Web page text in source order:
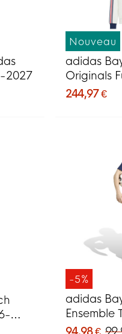
2027
Nouveau
adidas
Originals
244,97 €
-5%
adidas
Ensemble
2027 Bleu